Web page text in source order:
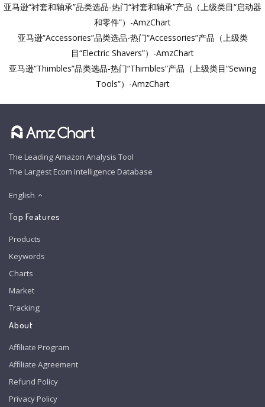
亚马逊“衬套和轴承”品类选品-热门“衬套和轴承”产品（上级类目“启动器
和零件”）-AmzChart
亚马逊“Accessories”品类选品-热门“Accessories”产品（上级类
目“Electric Shavers”）-AmzChart
亚马逊“Thimbles”品类选品-热门“Thimbles”产品（上级类目“Sewing
Tools”）-AmzChart
The Leading Amazon Analysis Tool
The Largest Ecom Intelligence Database
English
Top Features
Products
Keywords
Charts
Market
Tracking
About
Affiliate Program
Affiliate Agreement
Refund Policy
Privacy Policy